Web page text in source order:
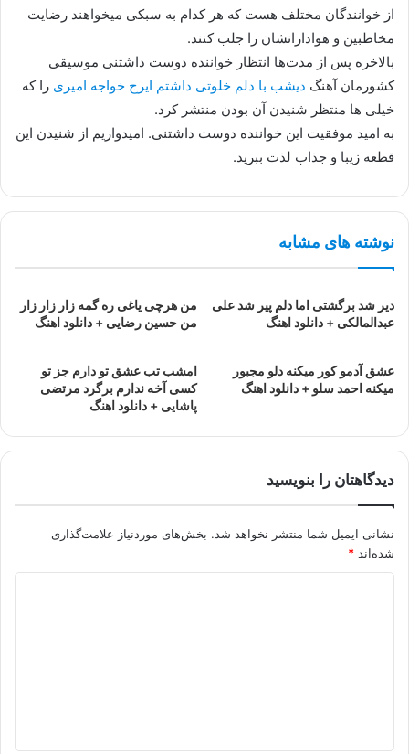
از خوانندگان مختلف هست که هر کدام به سبکی میخواهند رضایت
مخاطبین و هوادارانشان را جلب کنند.
بالاخره پس از مدت‌ها انتظار خواننده دوست داشتنی موسیقی
کشورمان آهنگ دیشب با دلم خلوتی داشتم ایرج خواجه امیری را که
خیلی ها منتظر شنیدن آن بودن منتشر کرد.
به امید موفقیت این خواننده دوست داشتنی. امیدواریم از شنیدن این
قطعه زیبا و جذاب لذت ببرید.
نوشته های مشابه
دیر شد برگشتی اما دلم پیر شد علی
عبدالمالکی + دانلود اهنگ
من هرچی یاغی ره گمه زار زار زار
من حسین رضایی + دانلود اهنگ
عشق آدمو کور میکنه دلو مجبور
میکنه احمد سلو + دانلود اهنگ
امشب تب عشق تو دارم جز تو
کسی آخه ندارم برگرد مرتضی
پاشایی + دانلود اهنگ
دیدگاهتان را بنویسید
نشانی ایمیل شما منتشر نخواهد شد. بخش‌های موردنیاز علامت‌گذاری
شده‌اند *
*